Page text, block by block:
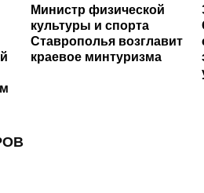
Министр физической
культуры и спорта
Ставрополья возглавит
краевое минтуризма